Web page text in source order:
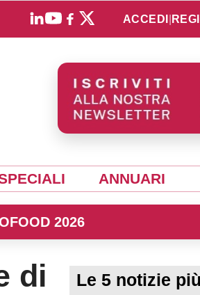
ACCEDI
ANNUARI
2026
di
Le 5 notizie